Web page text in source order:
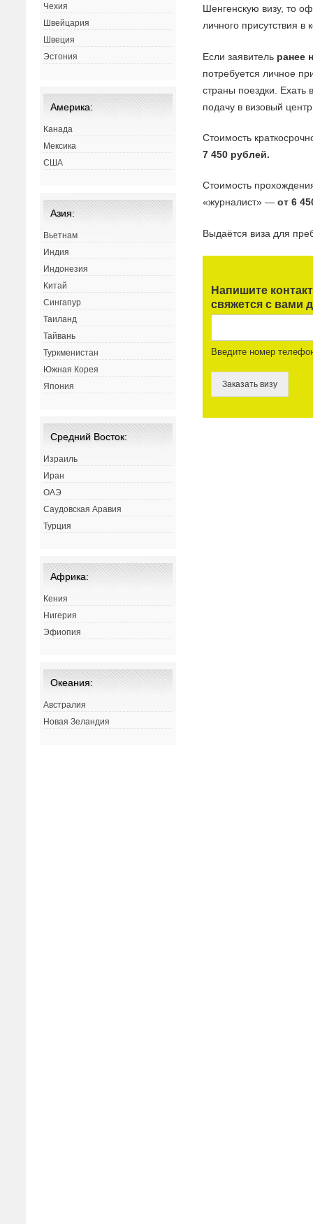
Шенгенскую визу, то
личного присутствия в
Если заявитель ранее
потребуется личное
страны поездки.
подачу в визовый
Стоимость
7 450 рублей.
Стоимость
«журналист» —от 6
Выдаётся виза для
Напишите
свяжется с вами
Введите номер
Заказать визу
Чехия
Швейцария
Швеция
Эстония
Америка:
Канада
Мексика
США
Азия:
Вьетнам
Индия
Индонезия
Китай
Сингапур
Таиланд
Тайвань
Туркменистан
Южная Корея
Япония
Средний Восток:
Израиль
Иран
ОАЭ
Саудовская Аравия
Турция
Африка:
Кения
Нигерия
Эфиопия
Океания:
Австралия
Новая Зеландия